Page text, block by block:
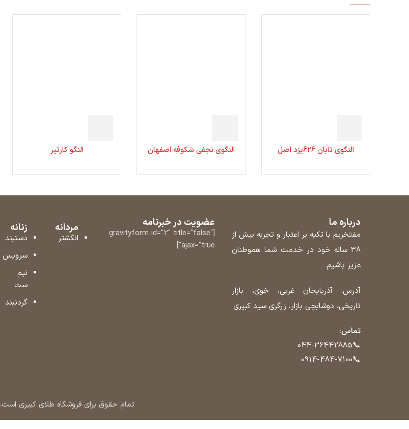
النگوی تابان 626یزد اصل النگوی نجفی شکوفه اصفهان النگو کارتیر
درباره ما
مفتخریم با تکیه بر اعتبار و تجربه بیش از
38 ساله خود در خدمت شما هموطنان
عزیز باشیم.
آدرس: آذربایجان غربی، خوی، بازار
تاریخی، دوشابچی بازار، زرگری سید کبیری
تماس:
📞
044-36442885
📞
0914-484-7100
عضویت در خبرنامه
[gravityform id="2" title="false"
ajax="true"]
مردانه
انگشتر
زنانه
دستبند
سرویس
نیم
ست
گردنبند
تمام حقوق برای فروشگاه طلای کبیری است.